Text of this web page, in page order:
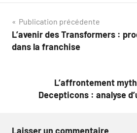
Navigation
de
Publication précédente
L’avenir des Transformers :
dans la franchise
L’affrontement
Decepticons : analyse
Laisser un commentaire